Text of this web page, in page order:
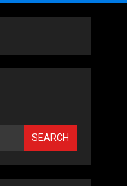
SEARCH